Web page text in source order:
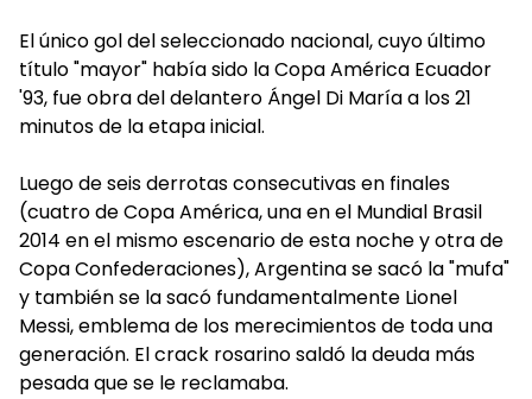
El único gol del seleccionado nacional, cuyo último
título "mayor" había sido la Copa América Ecuador
'93, fue obra del delantero Ángel Di María a los 21
minutos de la etapa inicial.
Luego de seis derrotas consecutivas en finales
(cuatro de Copa América, una en el Mundial Brasil
2014 en el mismo escenario de esta noche y otra de
Copa Confederaciones), Argentina se sacó la "mufa"
y también se la sacó fundamentalmente Lionel
Messi, emblema de los merecimientos de toda una
generación. El crack rosarino saldó la deuda más
pesada que se le reclamaba.